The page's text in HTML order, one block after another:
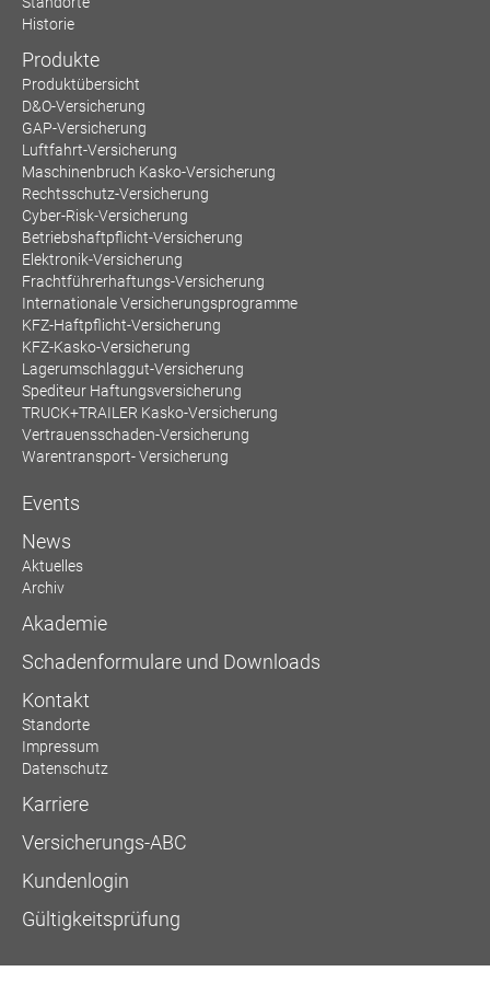
Historie
Produkte
Produktübersicht
D&O-Versicherung
GAP-Versicherung
Luftfahrt-Versicherung
Maschinenbruch Kasko-Versicherung
Rechtsschutz-Versicherung
Cyber-Risk-Versicherung
Betriebshaftpflicht-Versicherung
Elektronik-Versicherung
Frachtführerhaftungs-Versicherung
Internationale Versicherungsprogramme
KFZ-Haftpflicht-Versicherung
KFZ-Kasko-Versicherung
Lagerumschlaggut-Versicherung
Spediteur Haftungsversicherung
TRUCK+TRAILER Kasko-Versicherung
Vertrauensschaden-Versicherung
Warentransport- Versicherung
Events
News
Aktuelles
Archiv
Akademie
Schadenformulare und Downloads
Kontakt
Standorte
Impressum
Datenschutz
Karriere
Versicherungs-ABC
Kundenlogin
Gültigkeitsprüfung